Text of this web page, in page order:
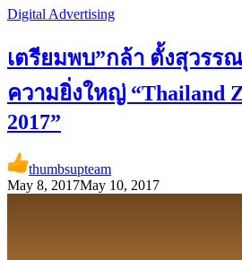
Digital Advertising
เตรียมพบ”กล้า ตั้งสุวรร
ความยิ่งใหญ่ “Thailand
2017”
thumbsupteam
May 8, 2017May 10, 2017